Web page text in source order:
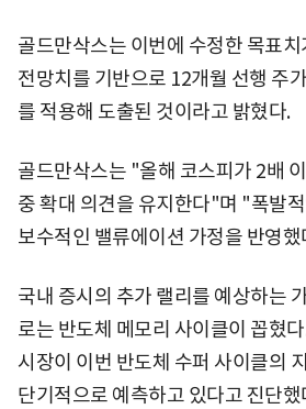
골드만삭스는 이번에 수정한 목표
전망치를 기반으로 12개월 선행 주
를 적용해 도출된 것이라고 밝혔다.
골드만삭스는 "올해 코스피가 2배
중 확대 의견을 유지한다"며 "폭발
보수적인 밸류에이션 가정을 반영
국내 증시의 추가 랠리를 예상하는
로는 반도체 메모리 사이클이 꼽혔
시장이 이번 반도체 수퍼 사이클의
단기적으로 예측하고 있다고 진단했